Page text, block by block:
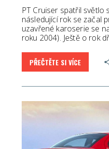
PT Cruiser spatřil světlo
následující rok se začal
uzavřené karoserie se
roku 2004). Ještě o rok
PŘEČTĚTE SI VÍCE